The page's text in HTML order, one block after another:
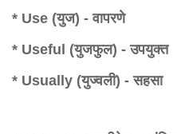
* Use (युज) - वापरणे
* Useful (युजफुल) - उपयुक्त
* Usually (युज्वली) - सहसा